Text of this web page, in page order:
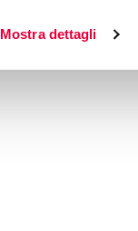
Mostra dettagli